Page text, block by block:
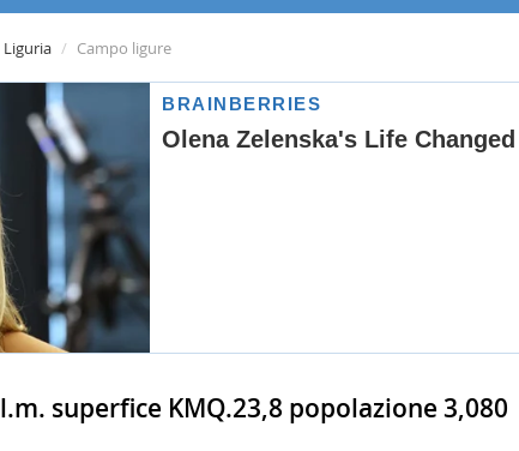
Liguria Campo ligure
superfice KMQ.23,8 popolazione 3,080